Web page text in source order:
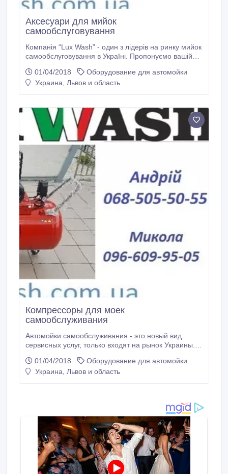
Аксесуари для мийок
самообслуговування
Компанія “Lux Wash” - один з лідерів на ринку мийок
самообслуговування в Україні. Пропонуємо вашій
а саме: вибивателі килимків, захисні окуляри і
козирки, захисний та робочий одяг, рукавиці,
01/04/2018
Оборудование для автомойки
Украина, Львов и область
Компрессоры для моек
самообслуживания
Автомойки самообслуживания - это новый вид
сервисных услуг, только входят на рынок Украины.
автомоек самообслуживания, а также
комплектующие к ним по выгодным ценам!
01/04/2018
Оборудование для автомойки
Украина, Львов и область